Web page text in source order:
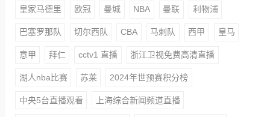
皇家马德里 欧冠 曼城 NBA 曼联 利物浦
巴塞罗那队 切尔西队 CBA 马刺队 西甲 皇马
意甲 拜仁 cctv1 直播 浙江卫视免费高清直播
湖人nba比赛 苏莱 2024年世预赛积分榜
中央5台直播观看 上海综合新闻频道直播